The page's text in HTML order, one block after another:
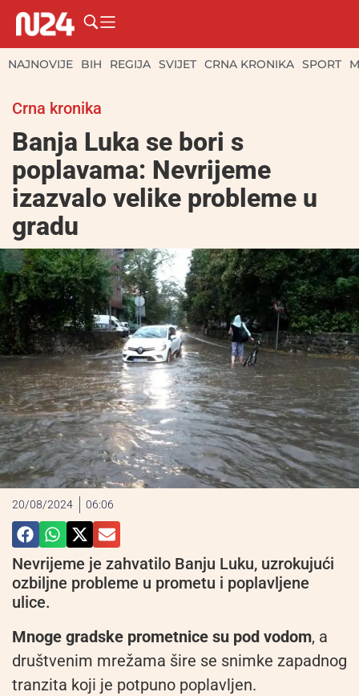
NAJNOVIJE BIH REGIJA SVIJET CRNA KRONIKA SPORT
Crna kronika
Banja Luka se bori s
poplavama: Nevrijeme
izazvalo velike probleme u
gradu
20/08/2024 06:06
Nevrijeme je zahvatilo Banju Luku, uzrokujući
ozbiljne probleme u prometu i poplavljene
ulice.
Mnoge gradske prometnice su pod vodom, a
društvenim mrežama šire se snimke zapadnog
tranzita koji je potpuno poplavljen.